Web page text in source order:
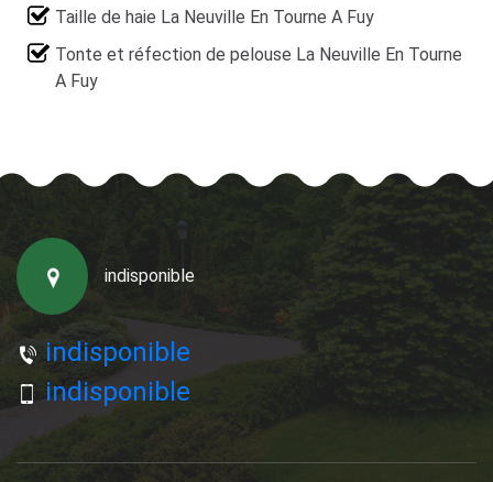
Taille de haie La Neuville En Tourne A Fuy
Tonte et réfection de pelouse La Neuville En Tourne
A Fuy
indisponible
indisponible
indisponible